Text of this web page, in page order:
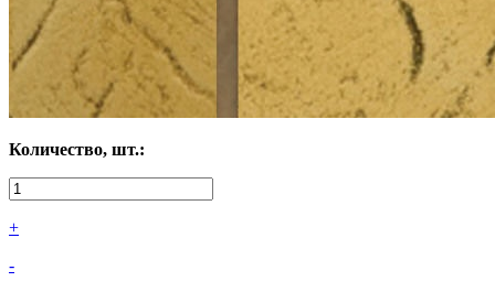
Количество, шт.:
+
-